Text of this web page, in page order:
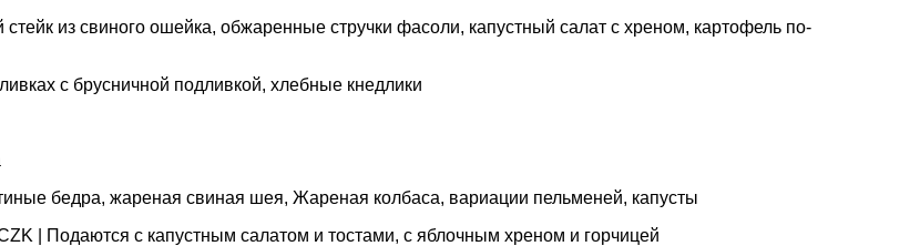
из свиного ошейка, обжаренные стручки фасоли, капустный салат с хреном, картофель по-
с брусничной подливкой, хлебные кнедлики
бедра, жареная свиная шея, Жареная колбаса, вариации пельменей, капусты
| Подаются с капустным салатом и тостами, с яблочным хреном и горчицей